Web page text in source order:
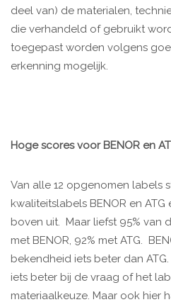
deel van) de materialen,
die verhandeld of gebruikt
toegepast worden volgens
erkenning mogelijk.
Hoge scores voor BENOR en
Van alle 12 opgenomen labels
kwaliteitslabels BENOR en
boven uit. Maar liefst 95% van
met BENOR, 92% met ATG.
bekendheid iets beter dan
iets beter bij de vraag of het
materiaalkeuze. Maar ook hier